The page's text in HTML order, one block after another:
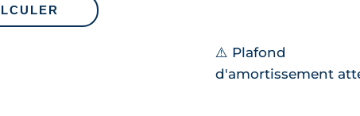
⚠️ Plafond
d'amortissement